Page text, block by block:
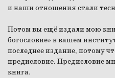
и наши отношения стали
Потом вы ещё издали мою
богословие» в вашем
последнее издание, потому
предисловие. Предисловие
книга.